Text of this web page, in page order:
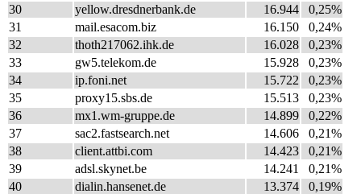
30
yellow.dresdnerbank.de 16.944
0,25%
31
mail.esacom.biz 16.150
0,24%
32
thoth217062.ihk.de 16.028
0,23%
33
gw5.telekom.de 15.928
0,23%
34
ip.foni.net 15.722
0,23%
35
proxy15.sbs.de 15.513
0,23%
36
mx1.wm-gruppe.de 14.899
0,22%
37
sac2.fastsearch.net 14.606
0,21%
38
client.attbi.com 14.423
0,21%
39
adsl.skynet.be 14.241
0,21%
40
dialin.hansenet.de 13.374
0,19%